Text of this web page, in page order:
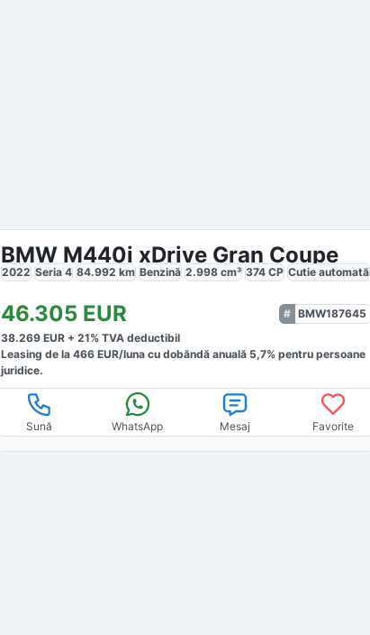
BMW M440i xDrive Gran Coupe
2022 Seria 4 84.992 km Benzină 2.998 cm³ 374 CP Cutieautomată
46.305 EUR
BMW187645
38.269 EUR +21% TVA deductibil
Leasing de la466 EUR/luna cu dobăndă anuală 5,7% pentru persoane
juridice.
Sună WhatsApp Mesaj Favorite